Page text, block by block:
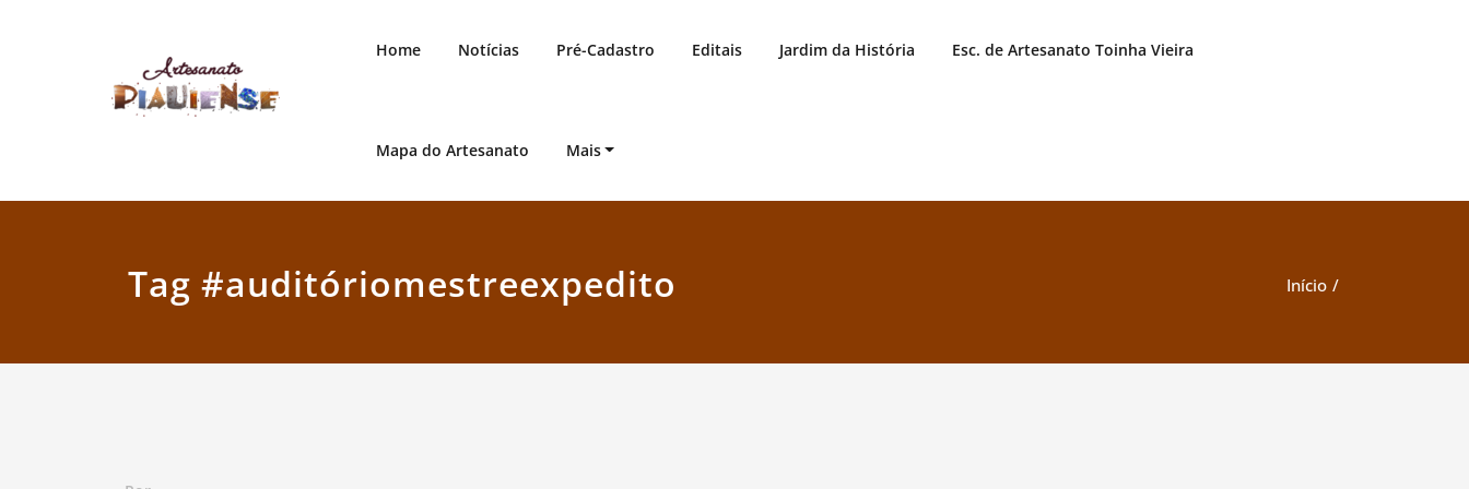
Home Notícias Pré-Cadastro Editais Jardim da História Esc. de Artesanato Toinha Vieira
Mapa do Artesanato Mais
Tag #auditóriomestreexpedito Início